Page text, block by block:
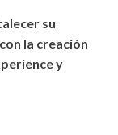
su
la creación
y